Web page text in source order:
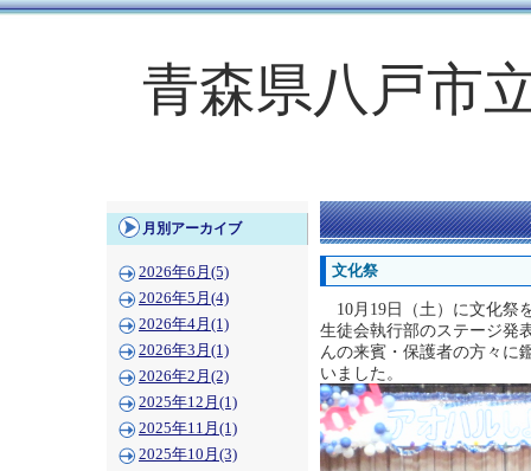
青森県八戸市
月別アーカイブ
2026年6月(5)
2026年5月(4)
2026年4月(1)
2026年3月(1)
2026年2月(2)
2025年12月(1)
2025年11月(1)
2025年10月(3)
文化祭
10月19日（土）に文化祭
生徒会執行部のステージ発
んの来賓・保護者の方々に
いました。